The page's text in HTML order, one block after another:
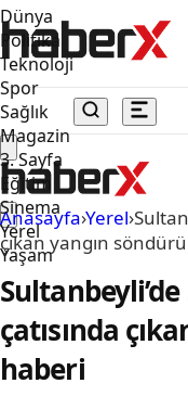
Dünya
Politika
Teknoloji
Spor
Sağlık
Magazin
3. Sayfa
Eğitim
Sinema
Yerel
Yaşam
Anasayfa›Yerel›
çıkan yangın
çatısında
haberi